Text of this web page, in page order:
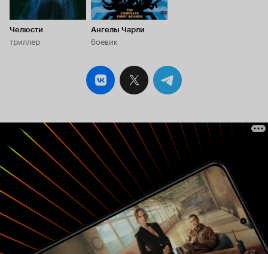
лет после выхода проекта аудитория порядком
успела устать от разнузданности сценаристов
и режиссёров на телевидении: все виды секса
давно познаны, палитра конфликтов
жестокость, драматургические завихрения и
неожиданные повороты стали привычны глазу,
уху и разуму среднестатистического
землянина. Если бы кто-то осмелился сегодня
непредсказуемым. Каждый винтик
подобранной свингерской темы наверняка б
выкрутили на максимум ради высоких
рейтингов и в угоду насмотренному
потребителю, жаждущему стереть половой
орган в прах, а мозг – разбить в лепёшку,
наблюдая за сотнями обнажённых тел,
запутавшихся в сексуальных связях. Для 2008
года смелости у создателей зайти дальше, чем
нужно, не хватило. Вместо
псевдореволюционного подхода,
знаменующего поклонение разврату и
Челюсти
триллер
Ангелы Чарли
боевик